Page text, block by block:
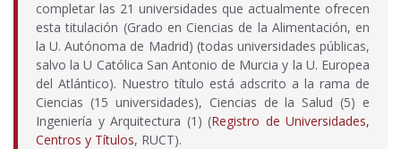
completar las 21 universidades que actualmente ofrecen
esta titulación (Grado en Ciencias de la Alimentación, en
la U. Autónoma de Madrid) (todas universidades públicas,
salvo la U Católica San Antonio de Murcia y la U. Europea
del Atlántico). Nuestro título está adscrito a la rama de
Ciencias (15 universidades), Ciencias de la Salud (5) e
Ingeniería y Arquitectura (1) (Registro de Universidades,
Centros y Títulos, RUCT).